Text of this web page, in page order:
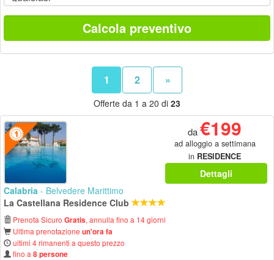
Calcola preventivo
1 2 »
Offerte da 1 a 20 di 23
da€199
ad alloggio a settimana
in RESIDENCE
Dettagli
Calabria - Belvedere Marittimo
La Castellana Residence Club
Prenota Sicuro Gratis, annulla fino a 14 giorni
Ultima prenotazione un'ora fa
ultimi 4 rimanenti a questo prezzo
fino a 8 persone